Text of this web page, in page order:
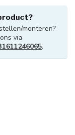
monteren?
via
.